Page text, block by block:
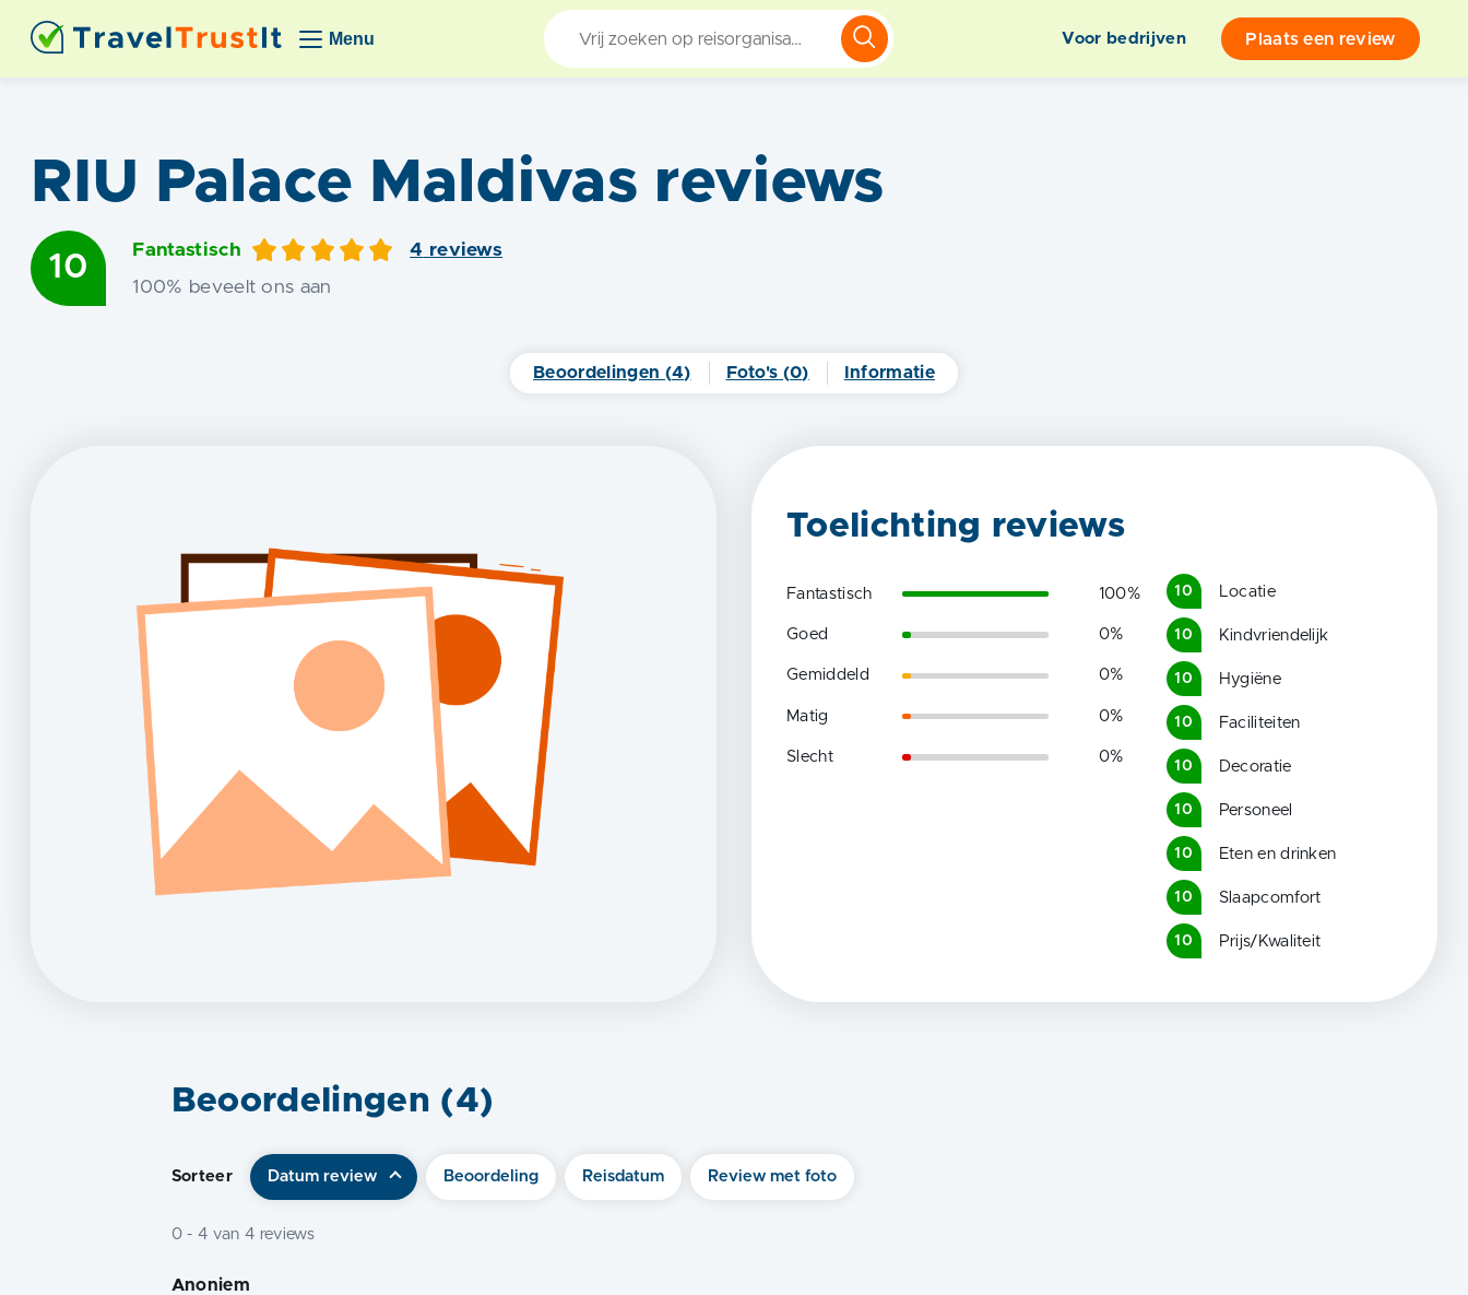
Menu Voor bedrijven Plaats een review
RIU Palace Maldivas reviews
10
Fantastisch 4 reviews
100% beveelt ons aan
Beoordelingen (4) Foto's (0) Informatie
Toelichting reviews
Fantastisch 100%
Goed 0%
Gemiddeld 0%
Matig 0%
Slecht 0%
10 Locatie
10 Kindvriendelijk
10 Hygiëne
10 Faciliteiten
10 Decoratie
10 Personeel
10 Eten en drinken
10 Slaapcomfort
10 Prijs/Kwaliteit
Beoordelingen (4)
Sorteer Datum review Beoordeling Reisdatum Review met foto
0 - 4 van 4 reviews
Anoniem